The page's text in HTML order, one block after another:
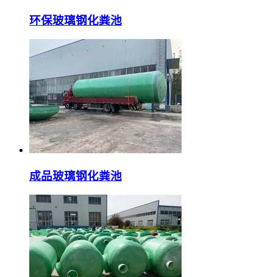
环保玻璃钢化粪池
成品玻璃钢化粪池